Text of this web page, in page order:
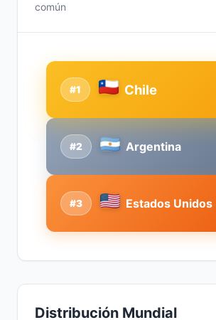
común
#2 Argentina
#1 Chile
#3 Estados Unidos
Distribución Mundial